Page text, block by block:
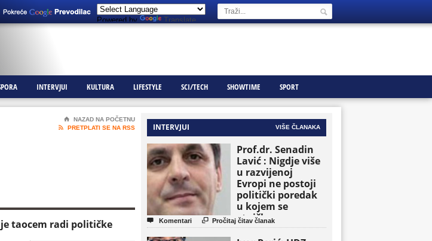
Powered by Translate
INTERVJUI KULTURA LIFESTYLE SCI/TECH SHOWTIME SPORT
⌂
NAZAD NA POČETNU

PRETPLATI SE NA RSS
taocem radi političke
INTERVJUI VIŠE ČLANAKA
Prof.dr. Senadin
Lavić : Nigdje više
u razvijenoj
Evropi ne postoji
politički poredak
u kojem se
etničke grupe
pojavljuju kao
 Komentari  Pročitaj čitav članak